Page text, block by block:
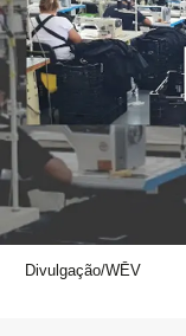
Divulgação/WĒV